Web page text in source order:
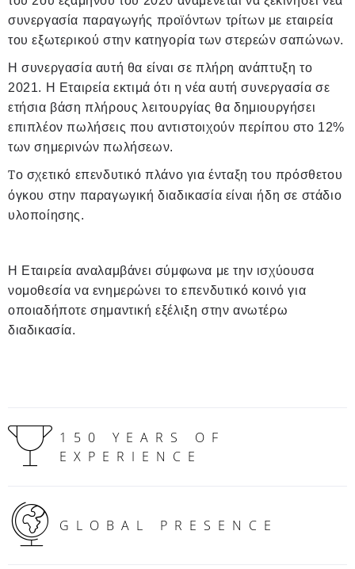
συνεργασία παραγωγής προϊόντων τρίτων με εταιρεία
του εξωτερικού στην κατηγορία των στερεών σαπώνων.
Η συνεργασία αυτή θα είναι σε πλήρη ανάπτυξη το
2021. Η Εταιρεία εκτιμά ότι η νέα αυτή συνεργασία σε
ετήσια βάση πλήρους λειτουργίας θα δημιουργήσει
επιπλέον πωλήσεις που αντιστοιχούν περίπου στο 12%
των σημερινών πωλήσεων.
Tο σχετικό επενδυτικό πλάνο για ένταξη του πρόσθετου
όγκου στην παραγωγική διαδικασία είναι ήδη σε στάδιο
υλοποίησης.
Η Εταιρεία αναλαμβάνει σύμφωνα με την ισχύουσα
νομοθεσία να ενημερώνει το επενδυτικό κοινό για
οποιαδήποτε σημαντική εξέλιξη στην ανωτέρω
διαδικασία.
150 YEARS OF
EXPERIENCE
GLOBAL PRESENCE